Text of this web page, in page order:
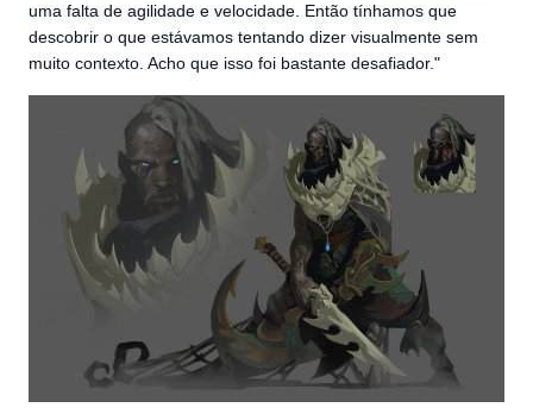
uma falta de agilidade e velocidade. Então tínhamos que
descobrir o que estávamos tentando dizer visualmente sem
muito contexto. Acho que isso foi bastante desafiador."